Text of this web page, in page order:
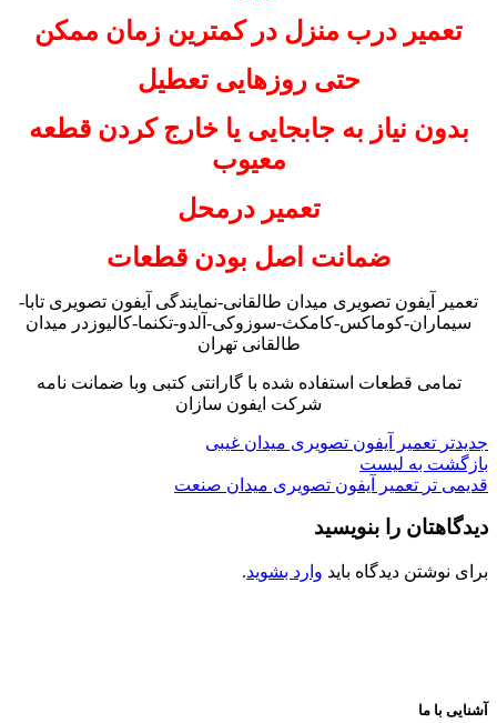
تعمیر درب منزل در کمترین زمان ممکن
حتی روزهایی تعطیل
بدون نیاز به جابجایی یا خارج کردن قطعه
معیوب
تعمیر درمحل
ضمانت اصل بودن قطعات
تعمیر آیفون تصویری میدان طالقانی-نمایندگی آیفون تصویری تابا-
سیماران-کوماکس-کامکث-سوزوکی-آلدو-تکنما-کالیوزدر میدان
طالقانی تهران
تمامی قطعات استفاده شده با گارانتی کتبی وبا ضمانت نامه
شرکت ایفون سازان
جدیدتر تعمیر آیفون تصویری میدان غیبی
بازگشت به لیست
قدیمی تر تعمیر آیفون تصویری میدان صنعت
دیدگاهتان را بنویسید
برای نوشتن دیدگاه باید وارد بشوید.
آشنایی با ما